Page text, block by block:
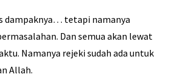
dampaknya… tetapi namanya
Dan semua akan lewat
Namanya rejeki sudah ada untuk
Allah.